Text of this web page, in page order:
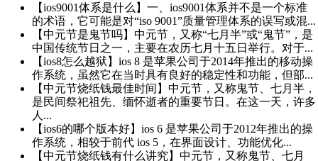
【ios9001体系是什么】一、ios9001体系并不是一个标准
的术语，它可能是对“iso 9001”质量管理体系的误写或混...
【中元节是鬼节吗】中元节，又称“七月半”或“鬼节”，是
中国传统节日之一，主要在农历七月十五日举行。对于...
【ios8怎么越狱】ios 8 是苹果公司于2014年推出的移动操
作系统，虽然它在当时具有良好的稳定性和功能，但部...
【中元节烧纸钱最佳时间】中元节，又称鬼节、七月半，
是民间祭祀祖先、缅怀逝者的重要节日。在这一天，许多
人...
【ios6的哪个版本好】ios 6 是苹果公司于2012年推出的操
作系统，相较于前代 ios 5，在界面设计、功能优化...
【中元节烧纸钱有什么讲究】中元节，又称鬼节、七月